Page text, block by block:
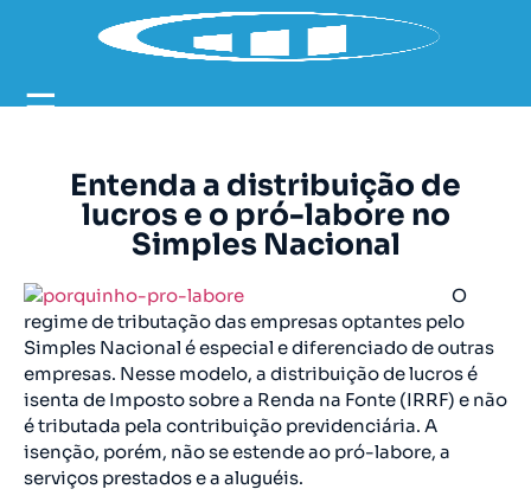
☰
Entenda a distribuição de
lucros e o pró-labore no
Simples Nacional
O
regime de tributação das empresas optantes pelo
Simples Nacional é especial e diferenciado de outras
empresas. Nesse modelo, a distribuição de lucros é
isenta de Imposto sobre a Renda na Fonte (IRRF) e não
é tributada pela contribuição previdenciária. A
isenção, porém, não se estende ao pró-labore, a
serviços prestados e a aluguéis.